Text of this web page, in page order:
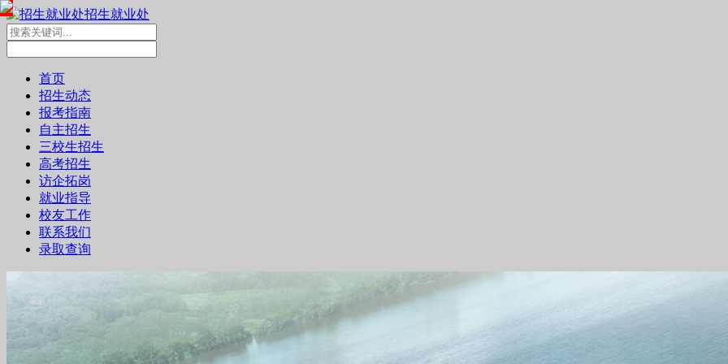
招生就业处
首页
招生动态
报考指南
自主招生
三校生招生
高考招生
访企拓岗
就业指导
校友工作
联系我们
录取查询